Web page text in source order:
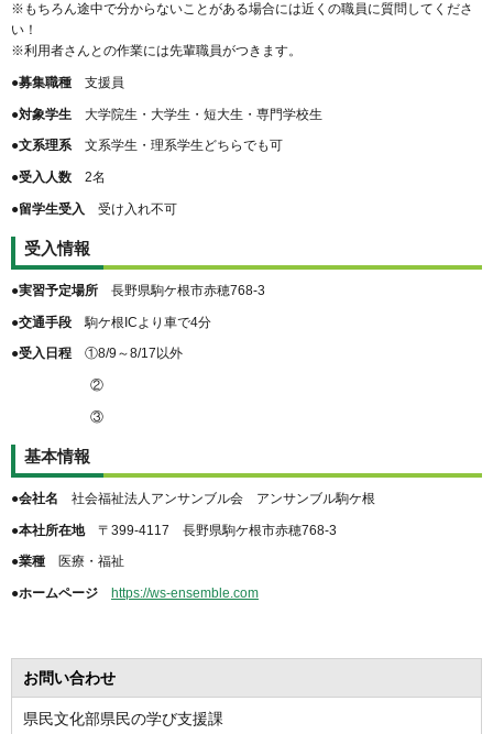
※もちろん途中で分からないことがある場合には近くの職員に質問してくださ
い！
※利用者さんとの作業には先輩職員がつきます。
●募集職種 支援員
●対象学生 大学院生・大学生・短大生・専門学校生
●文系理系文系学生・理系学生どちらでも可
●受入人数 2名
●留学生受入 受け入れ不可
受入情報
●実習予定場所 長野県駒ケ根市赤穂768-3
●交通手段 駒ケ根ICより車で4分
●受入日程 ①8/9～8/17以外
②
③
基本情報
●会社名 社会福祉法人アンサンブル会 アンサンブル駒ケ根
●本社所在地〒399-4117 長野県駒ケ根市赤穂768-3
●業種 医療・福祉
●ホームページ https://ws-ensemble.com
お問い合わせ
県民文化部県民の学び支援課